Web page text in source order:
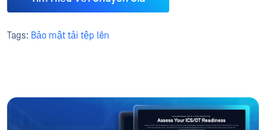
Tags: Bảo mật tải tệp lên